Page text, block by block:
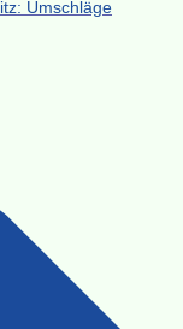
Umschläge